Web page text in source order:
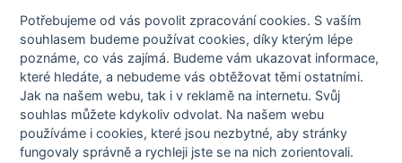
Členové STOBklubu
Zásady nakládání s osobními údaji
Otestujte se
Spočítejte si
Výzva 52
Potřebujeme od vás povolit zpracování cookies. S vaším
souhlasem budeme používat cookies, díky kterým lépe
poznáme,co vás zajímá. Budeme vám ukazovat informace,
které hledáte, a nebudeme vás obtěžovat těmi ostatními.
Jak na našem webu, tak i v reklamě na internetu. Svůj
souhlas můžete kdykoliv odvolat. Na našem webu
používáme i cookies, které jsou nezbytné, aby stránky
fungovaly správně a rychleji jste se na nich zorientovali.